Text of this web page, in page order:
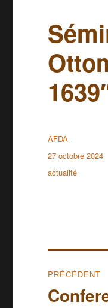
Auteur
AFDA
Publié
27 octobre 2024
Catégories
actualité
de
PRÉCÉDENT
Publication